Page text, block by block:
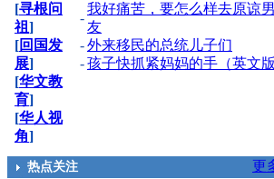
[寻根问
祖]
[回国发
展]
[华文教
育]
[华人视
角]
-
我好痛苦，要怎么样去原谅
友
- 外来移民的总统儿子们
- 孩子快抓紧妈妈的手（英文版
热点关注
更